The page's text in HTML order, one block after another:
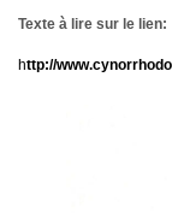
Texte à lire sur le lien:
http://